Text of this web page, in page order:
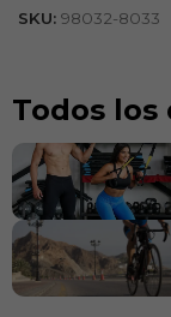
SKU: 98032-8033
Todos